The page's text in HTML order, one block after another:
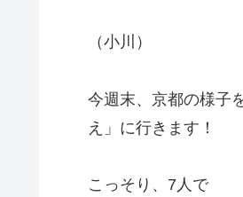
（小川）
今週末、京都の様子
え」に行きます！
こっそり、7人で